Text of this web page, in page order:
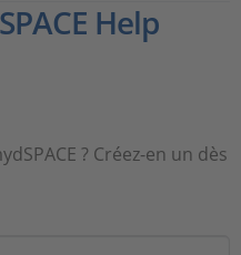
Help
? Créez-en un dès